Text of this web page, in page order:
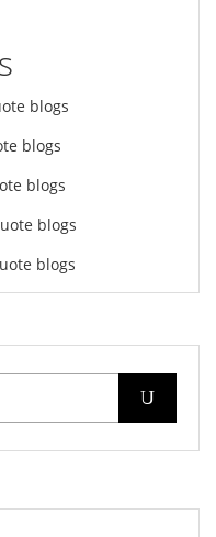
blogs
blogs
blogs
blogs
blogs